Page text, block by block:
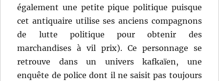
également une petite pique politique puisque
cet antiquaire utilise ses anciens compagnons
de lutte politique pour obtenir des
marchandises à vil prix). Ce personnage se
retrouve dans un univers kafkaïen, une
enquête de police dont il ne saisit pas toujours